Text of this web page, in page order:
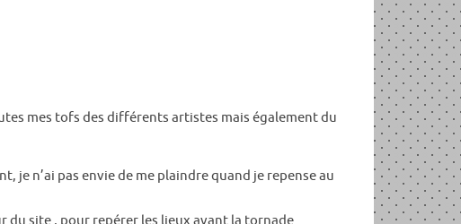
mes tofs des différents artistes mais également du
je n’ai pas envie de me plaindre quand je repense au